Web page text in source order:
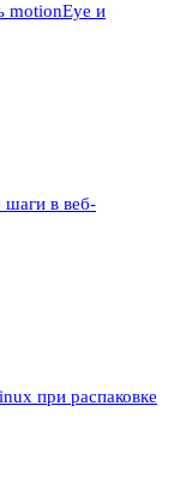
motionEye и
шаги в веб-
при распаковке